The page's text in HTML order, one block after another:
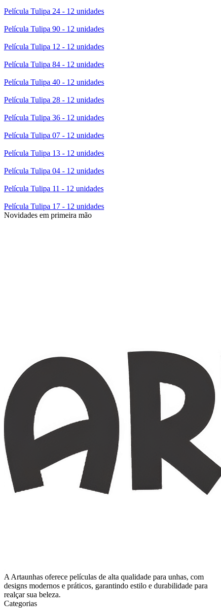
Película Tulipa 24 - 12 unidades
Película Tulipa 90 - 12 unidades
Película Tulipa 12 - 12 unidades
Película Tulipa 84 - 12 unidades
Película Tulipa 40 - 12 unidades
Película Tulipa 28 - 12 unidades
Película Tulipa 36 - 12 unidades
Película Tulipa 07 - 12 unidades
Película Tulipa 13 - 12 unidades
Película Tulipa 04 - 12 unidades
Película Tulipa 11 - 12 unidades
Película Tulipa 17 - 12 unidades
Novidades em primeira mão
A Artaunhas oferece películas de alta qualidade para unhas, com
designs modernos e práticos, garantindo estilo e durabilidade para
realçar sua beleza.
Categorias